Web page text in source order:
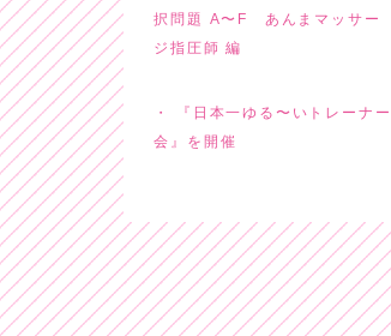
択問題 A〜F あんまマッサー
ジ指圧師 編
『日本一ゆる〜いトレーナー
会』を開催